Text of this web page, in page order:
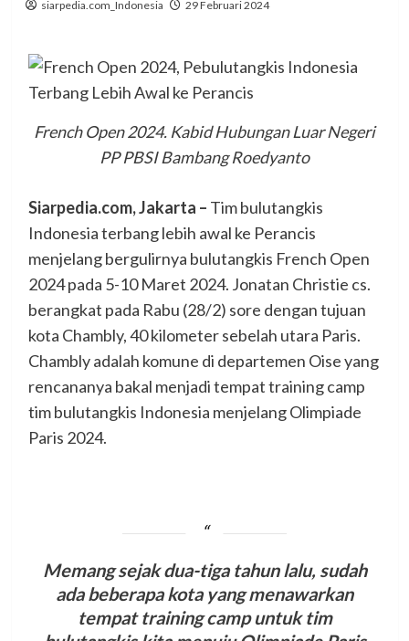
siarpedia.com_Indonesia 29 Februari 2024
French Open 2024. Kabid Hubungan Luar Negeri
PP PBSI Bambang Roedyanto
Siarpedia.com,Jakarta – Tim bulutangkis
Indonesia terbang lebih awal ke Perancis
menjelang bergulirnya bulutangkis French Open
2024 pada 5-10 Maret 2024. Jonatan Christie cs.
berangkat pada Rabu (28/2) sore dengan tujuan
kota Chambly, 40 kilometer sebelah utara Paris.
Chambly adalah komune di departemen Oise yang
rencananya bakal menjadi tempat training camp
tim bulutangkis Indonesia menjelang Olimpiade
Paris 2024.
Memang sejak dua-tiga tahun lalu, sudah
ada beberapa kota yang menawarkan
tempat training camp untuk tim